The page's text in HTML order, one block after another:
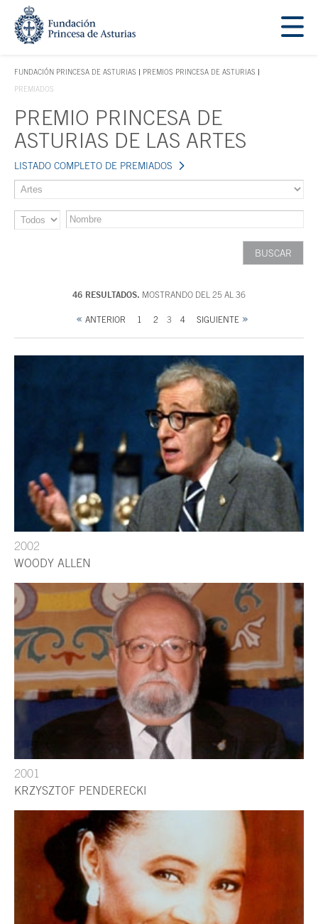
Saltar navegación. Ir directamente al contenido principal
FUNDACIÓN PRINCESA DE ASTURIAS
TECLA DE ACCESO 1
PREMIOS PRINCESA DE ASTURIAS
PREMIADOS
Contenido principal
PREMIO PRINCESA DE
ASTURIAS DE LAS ARTES
LISTADO COMPLETO DE PREMIADOS
46 RESULTADOS. MOSTRANDO DEL 25 AL 36
ANTERIOR 1 2 3 4 SIGUIENTE
2002
WOODY ALLEN
2001
KRZYSZTOF PENDERECKI